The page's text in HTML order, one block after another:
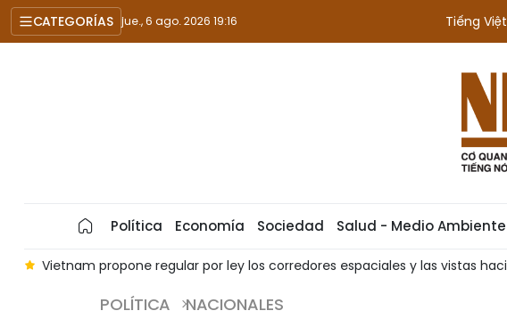
CATEGORÍAS jue., 6 ago. 2026 19:16 Tiếng Việt
Política Economía Sociedad Salud - Medio Ambiente
propone regular por ley los corredores espaciales y las vistas hacia el mar
POLÍTICA NACIONALES